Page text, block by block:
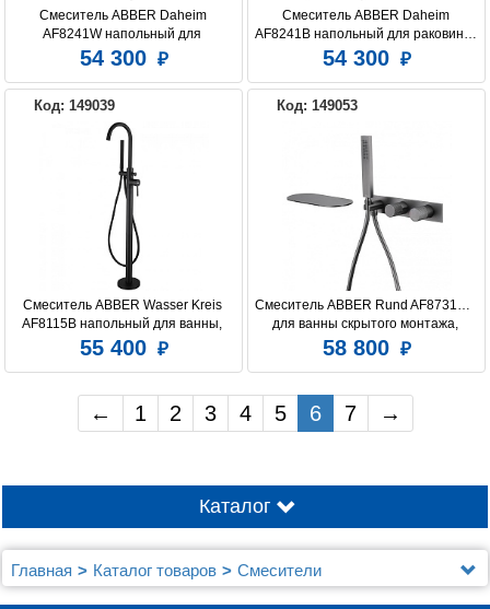
Смеситель ABBER Daheim
AF8241W напольный для
раковины, белый матовый
54 300
Смеситель ABBER Daheim
AF8241B напольный для раковины,
черный матовый
54 300
Код: 149039
Смеситель ABBER Wasser Kreis
AF8115B напольный для ванны,
черный матовый
55 400
Код: 149053
Смеситель ABBER Rund AF8731NG
для ванны скрытого монтажа,
никель
58 800
← 1 2 3 4 5 6 7 →
Каталог
Главная Каталог товаров
Смесители
Смесители Abber